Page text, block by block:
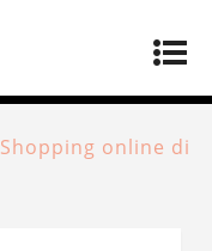
Shopping online di